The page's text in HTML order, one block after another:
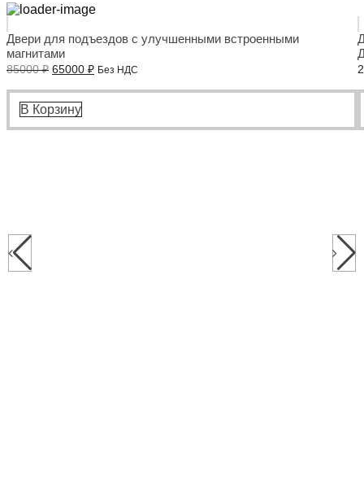
Двери для подъездов с улучшенными встроенными
магнитами
85000₽ Первоначальная
составляла
85000 ₽.
65000 ₽Текущая
65000 ₽.
Без НДС
В Корзину